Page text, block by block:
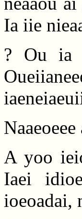
Ia iie
? Ou ia
A yoo
Iaei
ioeoadai,